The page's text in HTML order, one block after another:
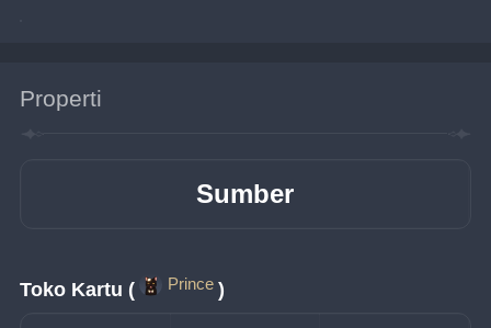
Properti
Sumber
Toko Kartu ( Prince )